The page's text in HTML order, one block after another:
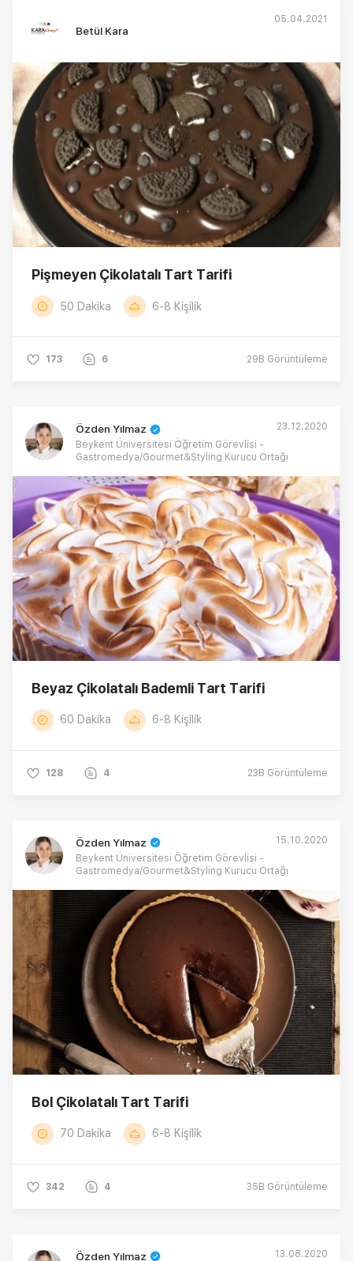
Betül Kara
05.04.2021
Pişmeyen Çikolatalı Tart Tarifi
50 Dakika 6-8 Kişilik
173 6 29B Görüntüleme
Özden Yılmaz
Beykent Üniversitesi Öğretim Görevlisi -
Gastromedya/Gourmet&Styling Kurucu Ortağı
23.12.2020
Beyaz Çikolatalı Bademli Tart Tarifi
60 Dakika 6-8 Kişilik
128 4 23B Görüntüleme
Özden Yılmaz
Beykent Üniversitesi Öğretim Görevlisi -
Gastromedya/Gourmet&Styling Kurucu Ortağı
15.10.2020
Bol Çikolatalı Tart Tarifi
70 Dakika 6-8 Kişilik
342 4 35B Görüntüleme
Özden Yılmaz 13.08.2020